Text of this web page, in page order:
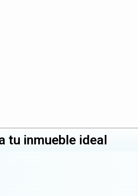
Equipada
tu inmueble ideal